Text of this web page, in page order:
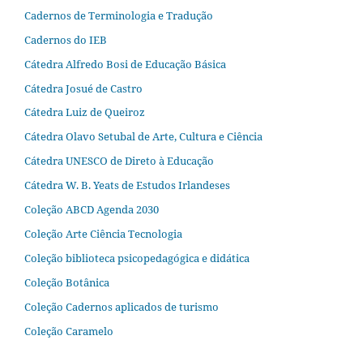
Cadernos de Terminologia e Tradução
Cadernos do IEB
Cátedra Alfredo Bosi de Educação Básica
Cátedra Josué de Castro
Cátedra Luiz de Queiroz
Cátedra Olavo Setubal de Arte, Cultura e Ciência
Cátedra UNESCO de Direto à Educação
Cátedra W. B. Yeats de Estudos Irlandeses
Coleção ABCD Agenda 2030
Coleção Arte Ciência Tecnologia
Coleção biblioteca psicopedagógica e didática
Coleção Botânica
Coleção Cadernos aplicados de turismo
Coleção Caramelo